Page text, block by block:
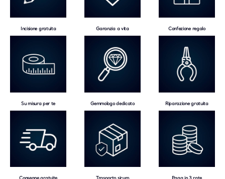
Incisione gratuita Garanzia a vita Confezione regalo
Su misura per te Gemmologo dedicato Riparazione gratuita